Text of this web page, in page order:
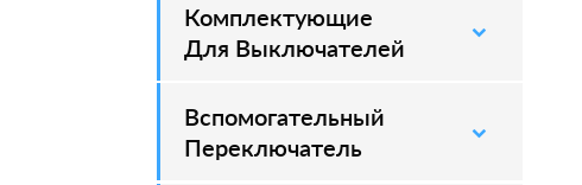
Комплектующие
Для Выключателей
–
Вспомогательный
Переключатель
–